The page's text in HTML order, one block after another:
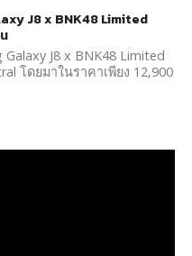
J8 x BNK48 Limited
J8 x BNK48 Limited
โดยมาในราคาเพียง 12,900